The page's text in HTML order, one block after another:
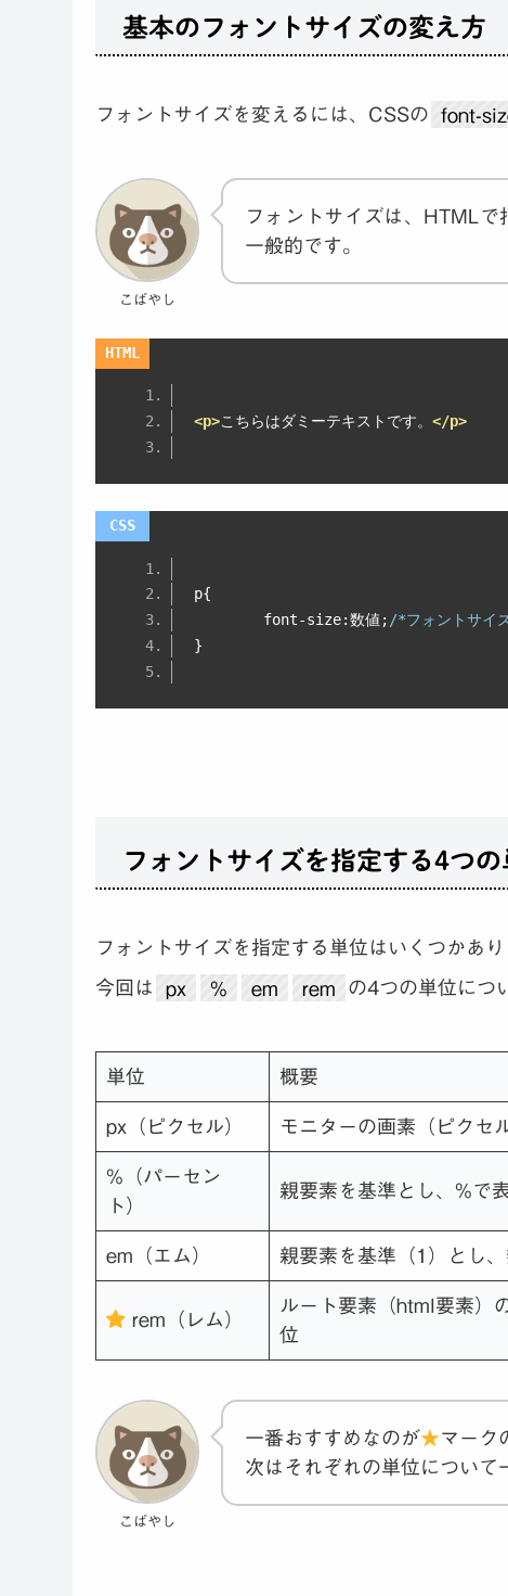
基本のフォントサイズの変え方
フォントサイズを変えるには、CSSの font-
こばやし
フォントサイズは、HTML
一般的です。
<p>こちらはダミーテキストです。 </p>
p{
	font
-size:数値;/*フォントサイ
}
フォントサイズを指定する4つの
フォントサイズを指定する単位はいくつかあり
今回は px % em rem の4つの単位につ
単位 概要
px（ピクセル） モニターの画素（ピクセ
%（パーセン
ト）
親要素を基準とし、%で
em（エム） 親要素を基準（1）とし
rem（レム）
ルート要素（html要素）
位
こばやし
一番おすすめなのが★マーク
次はそれぞれの単位について